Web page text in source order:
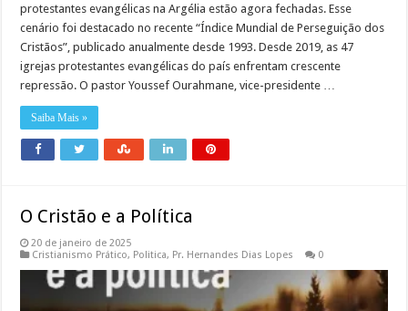
protestantes evangélicas na Argélia estão agora fechadas. Esse
cenário foi destacado no recente “Índice Mundial de Perseguição dos
Cristãos”, publicado anualmente desde 1993. Desde 2019, as 47
igrejas protestantes evangélicas do país enfrentam crescente
repressão. O pastor Youssef Ourahmane, vice-presidente …
Saiba Mais »
O Cristão e a Política
20 de janeiro de 2025
Cristianismo Prático, Politica, Pr. Hernandes Dias Lopes 0